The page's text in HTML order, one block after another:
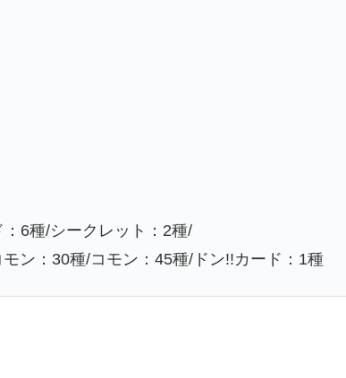
6種/シークレット：2種/
ン：30種/コモン：45種/ドン!!カード：1種